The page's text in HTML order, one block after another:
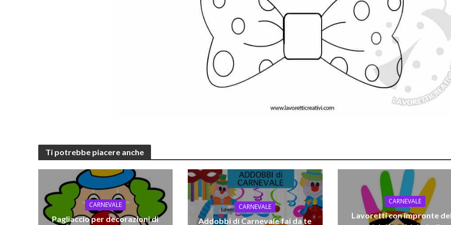
Ti potrebbe piacere anche
CARNEVALE
Pagliaccio per decorazioni di
CARNEVALE
Addobbi di Carnevale fai da te
CARNEVALE
Lavoretti con impronte